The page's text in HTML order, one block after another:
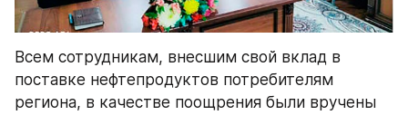
Всем сотрудникам, внесшим свой вклад в
поставке нефтепродуктов потребителям
региона, в качестве поощрения были вручены